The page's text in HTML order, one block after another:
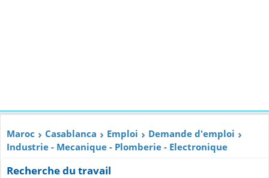
Maroc Casablanca Emploi
Demande d'emploi
Industrie - Mecanique - Plomberie - Electronique
Recherche du travail